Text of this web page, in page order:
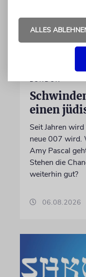
LONDON
einen
Seit Jahren
neue 007 wird.
Amy Pascal
Stehen die
weiterhin gut?
06.08.2026
ALLES